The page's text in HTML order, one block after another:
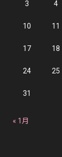
3 4
10 11
17 18
24 25
31
« 1月